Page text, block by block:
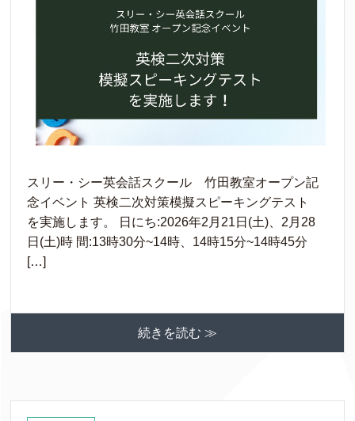
スリー・シー英会話スクール 竹田教室オープン記
念イベント 英検二次対策模擬スピーキングテスト
を実施します。 日にち:2026年2月21日(土)、2月28
日(土)時 間:13時30分~14時、14時15分~14時45分
[…]
続きを読む ≫